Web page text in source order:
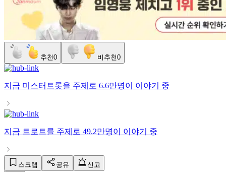
추천0 비추천0
지금 미스터트롯을 주제로 6.6만명이 이야기 중
지금 트로트를 주제로 49.2만명이 이야기 중
스크랩 공유
신고